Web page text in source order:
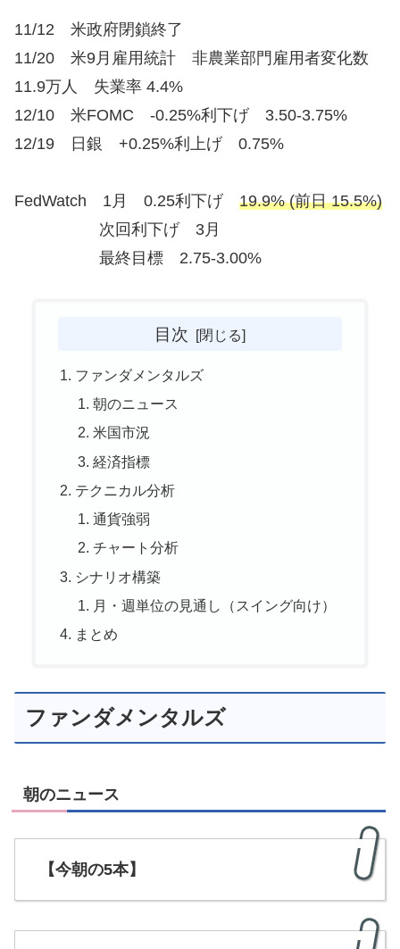
11/12 米政府閉鎖終了
11/20 米9月雇用統計 非農業部門雇用者変化数
11.9万人 失業率 4.4%
12/10 米FOMC -0.25%利下げ 3.50-3.75%
12/19 日銀 +0.25%利上げ 0.75%
FedWatch 1月 0.25利下げ 19.9% (前日 15.5%)
次回利下げ 3月
最終目標 2.75-3.00%
目次
ファンダメンタルズ
朝のニュース
米国市況
経済指標
テクニカル分析
通貨強弱
チャート分析
シナリオ構築
月・週単位の見通し（スイング向け）
まとめ
ファンダメンタルズ
朝のニュース
【今朝の5本】